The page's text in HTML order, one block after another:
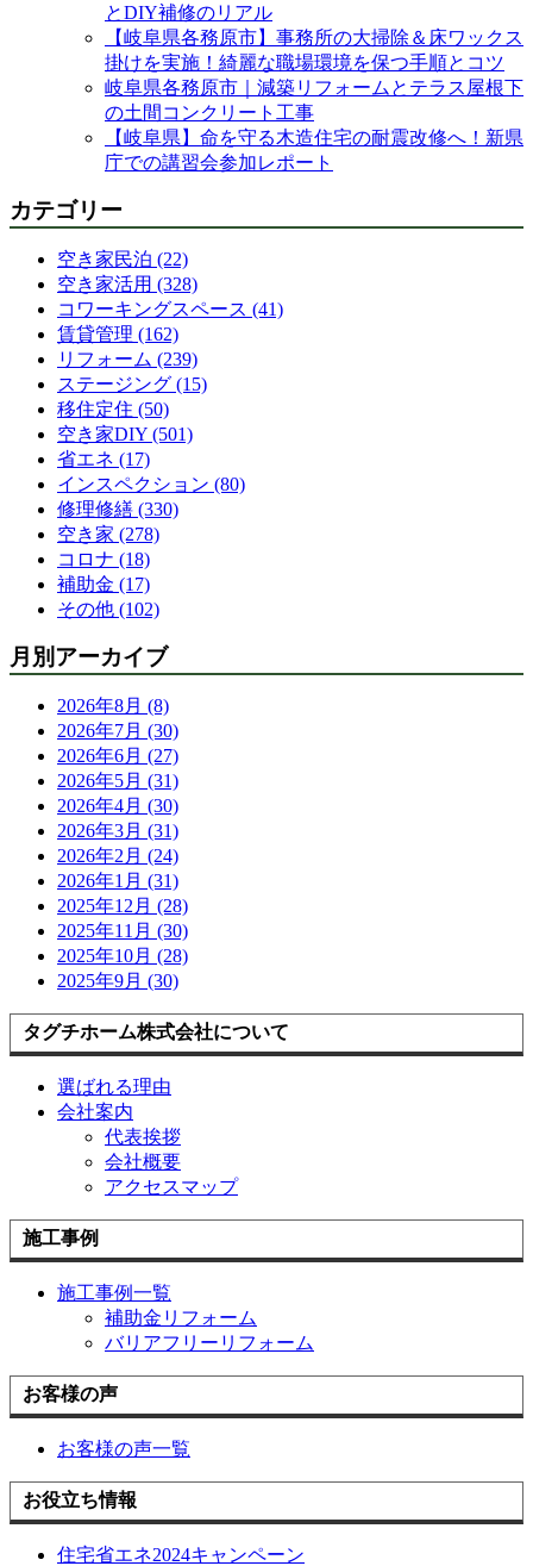
とDIY補修のリアル
【岐阜県各務原市】事務所の大掃除＆床ワックス
掛けを実施！綺麗な職場環境を保つ手順とコツ
岐阜県各務原市｜減築リフォームとテラス屋根下
の土間コンクリート工事
【岐阜県】命を守る木造住宅の耐震改修へ！新県
庁での講習会参加レポート
カテゴリー
空き家民泊 (22)
空き家活用 (328)
コワーキングスペース (41)
賃貸管理 (162)
リフォーム (239)
ステージング (15)
移住定住 (50)
空き家DIY (501)
省エネ (17)
インスペクション (80)
修理修繕 (330)
空き家 (278)
コロナ (18)
補助金 (17)
その他 (102)
月別アーカイブ
2026年8月 (8)
2026年7月 (30)
2026年6月 (27)
2026年5月 (31)
2026年4月 (30)
2026年3月 (31)
2026年2月 (24)
2026年1月 (31)
2025年12月 (28)
2025年11月 (30)
2025年10月 (28)
2025年9月 (30)
タグチホーム株式会社について
選ばれる理由
会社案内
代表挨拶
会社概要
アクセスマップ
施工事例
施工事例一覧
補助金リフォーム
バリアフリーリフォーム
お客様の声
お客様の声一覧
お役立ち情報
住宅省エネ2024キャンペーン